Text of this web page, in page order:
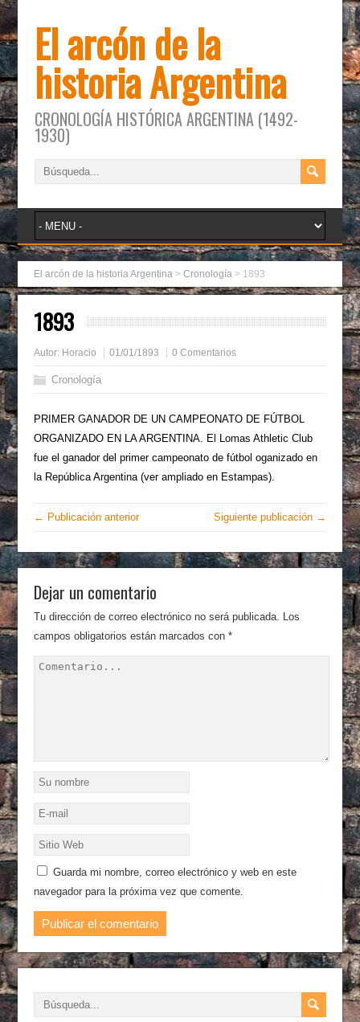
El arcón de la
historia Argentina
CRONOLOGÍA HISTÓRICA ARGENTINA (1492-
1930)
El arcón de la historia Argentina >Cronología > 1893
1893
Autor: Horacio 01/01/1893 0 Comentarios
Cronología
PRIMER GANADOR DE UN CAMPEONATO DE FÚTBOL
ORGANIZADO EN LA ARGENTINA. El Lomas Athletic Club
fue el ganador del primer campeonato de fútbol oganizado en
la República Argentina (ver ampliado en Estampas).
← Publicación anterior Siguiente publicación →
Dejar un comentario
Tu dirección de correo electrónico no será publicada. Los
campos obligatorios están marcados con*
Guarda mi nombre, correo electrónico y web en este
navegador para la próxima vez que comente.